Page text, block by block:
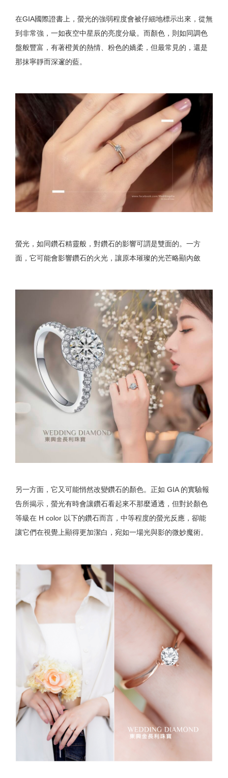
在GIA國際證書上，螢光的強弱程度會被仔細地標示出來，從無
到非常強，一如夜空中星辰的亮度分級。而顏色，則如同調色
盤般豐富，有著橙黃的熱情、粉色的嬌柔，但最常見的，還是
那抹寧靜而深邃的藍。
螢光，如同鑽石精靈般，對鑽石的影響可謂是雙面的。一方
面，它可能會影響鑽石的火光，讓原本璀璨的光芒略顯內斂
另一方面，它又可能悄然改變鑽石的顏色。正如 GIA 的實驗報
告所揭示，螢光有時會讓鑽石看起來不那麼通透，但對於顏色
等級在 H color 以下的鑽石而言，中等程度的螢光反應，卻能
讓它們在視覺上顯得更加潔白，宛如一場光與影的微妙魔術。